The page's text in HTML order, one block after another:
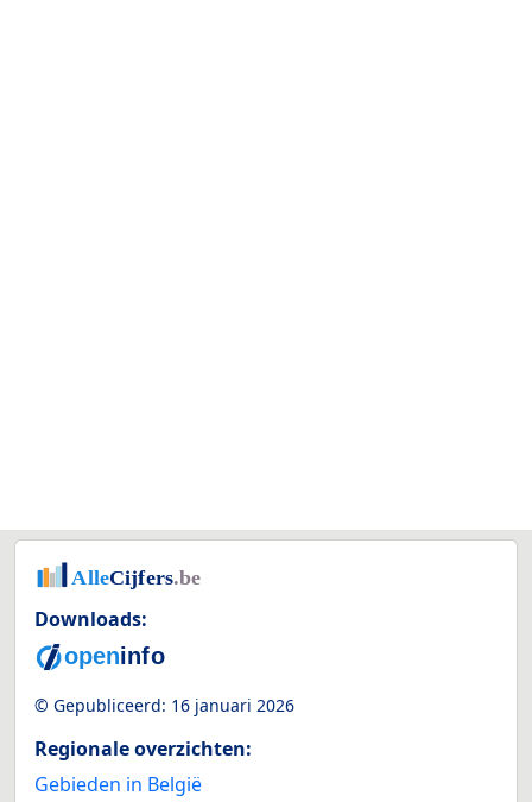
Downloads:
© Gepubliceerd: 16 januari 2026
Regionale overzichten:
Gebieden in België